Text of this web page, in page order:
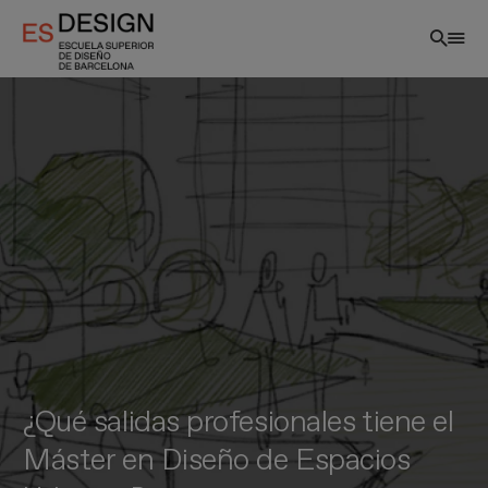
contenido
principal
¿Qué salidas profesionales tiene el
Máster en Diseño de Espacios